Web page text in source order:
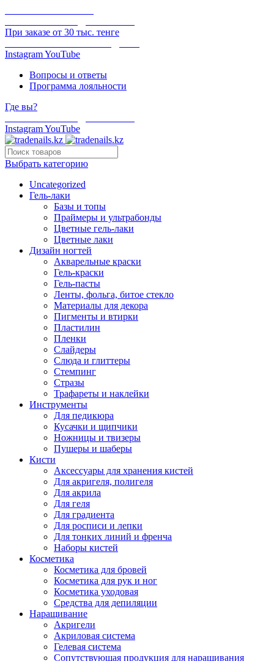
При заказе от 30 тыс. тенге
InstagramYouTube
Вопросы и ответы
Программа лояльности
Где вы?
InstagramYouTube
Выбрать категорию
Uncategorized
Гель-лаки
Базы и топы
Праймеры и ультрабонды
Цветные гель-лаки
Цветные лаки
Дизайн ногтей
Акварельные краски
Гель-краски
Гель-пасты
Ленты, фольга, битое стекло
Материалы для декора
Пигменты и втирки
Пластилин
Пленки
Слайдеры
Слюда и глиттеры
Стемпинг
Стразы
Трафареты и наклейки
Инструменты
Для педикюра
Кусачки и щипчики
Ножницы и твизеры
Пушеры и шаберы
Кисти
Аксессуары для хранения кистей
Для акригеля, полигеля
Для акрила
Для геля
Для градиента
Для росписи и лепки
Для тонких линий и френча
Наборы кистей
Косметика
Косметика для бровей
Косметика для рук и ног
Косметика уходовая
Средства для депиляции
Наращивание
Акригели
Акриловая система
Гелевая система
Сопутствующая продукция для наращивания